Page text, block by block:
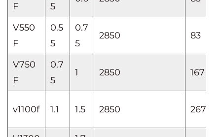
F
5
V550
F
0.5
5
0.7
5
2850 83
V750
F
0.7
5
1 2850 167
v1100f 1.1 1.5 2850 267